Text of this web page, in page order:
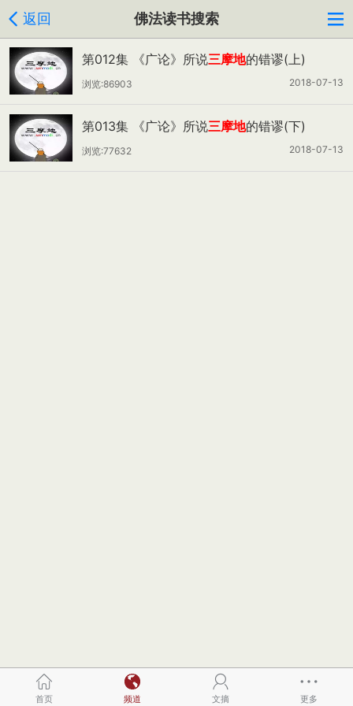
返回 佛法读书搜索
第012集 《广论》所说三摩地的错谬(上)
2018-07-13
浏览:86903
第013集 《广论》所说三摩地的错谬(下)
2018-07-13
浏览:77632
首页 频道 文摘 更多